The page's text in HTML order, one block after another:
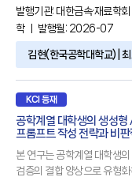
metallic materials such
and medium Mn steel
(Z). For three
발행기관: 대한금속·재료학회
학
ㅣ 발행월: 2026-07
김현(한국공학대학교) |
KCI 등재
공학계열 대학생의 생성형
프롬프트 작성 전략과 비
본 연구는 공학계열 대학생
검증의 결합 양상으로 유형